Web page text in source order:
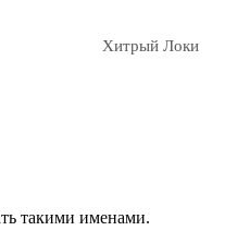
Хитрый Локи
такими именами.